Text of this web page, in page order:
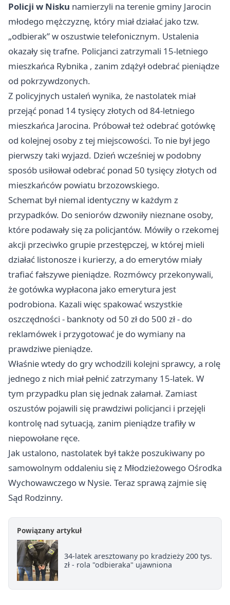
Policji w Nisku namierzyli na terenie gminy Jarocin
młodego mężczyznę, który miał działać jako tzw.
„odbierak” w oszustwie telefonicznym. Ustalenia
okazały się trafne. Policjanci zatrzymali 15-letniego
mieszkańca Rybnika , zanim zdążył odebrać pieniądze
od pokrzywdzonych.
Z policyjnych ustaleń wynika, że nastolatek miał
przejąć ponad 14 tysięcy złotych od 84-letniego
mieszkańca Jarocina. Próbował też odebrać gotówkę
od kolejnej osoby z tej miejscowości. To nie był jego
pierwszy taki wyjazd. Dzień wcześniej w podobny
sposób usiłował odebrać ponad 50 tysięcy złotych od
mieszkańców powiatu brzozowskiego.
Schemat był niemal identyczny w każdym z
przypadków. Do seniorów dzwoniły nieznane osoby,
które podawały się za policjantów. Mówiły o rzekomej
akcji przeciwko grupie przestępczej, w której mieli
działać listonosze i kurierzy, a do emerytów miały
trafiać fałszywe pieniądze. Rozmówcy przekonywali,
że gotówka wypłacona jako emerytura jest
podrobiona. Kazali więc spakować wszystkie
oszczędności - banknoty od 50 zł do 500 zł - do
reklamówek i przygotować je do wymiany na
prawdziwe pieniądze.
Właśnie wtedy do gry wchodzili kolejni sprawcy, a rolę
jednego z nich miał pełnić zatrzymany 15-latek. W
tym przypadku plan się jednak załamał. Zamiast
oszustów pojawili się prawdziwi policjanci i przejęli
kontrolę nad sytuacją, zanim pieniądze trafiły w
niepowołane ręce.
Jak ustalono, nastolatek był także poszukiwany po
samowolnym oddaleniu się z Młodzieżowego Ośrodka
Wychowawczego w Nysie. Teraz sprawą zajmie się
Sąd Rodzinny.
Powiązany artykuł
34-latek aresztowany po kradzieży 200 tys.
zł - rola "odbieraka" ujawniona